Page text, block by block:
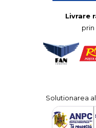
Livrare
Solutionarea